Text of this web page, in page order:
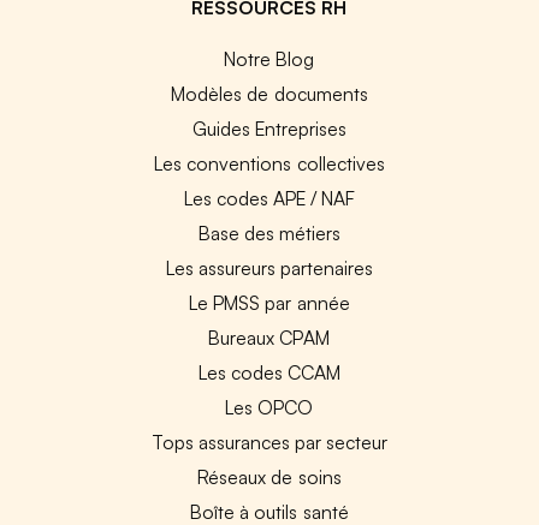
RESSOURCES RH
Notre Blog
Modèles de documents
Guides Entreprises
Les conventions collectives
Les codes APE / NAF
Base des métiers
Les assureurs partenaires
Le PMSS par année
Bureaux CPAM
Les codes CCAM
Les OPCO
Tops assurances par secteur
Réseaux de soins
Boîte à outils santé